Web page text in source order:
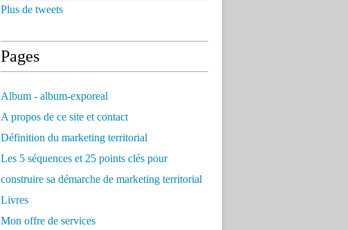
Plus de tweets
Pages
Album - album-exporeal
A propos de ce site et contact
Définition du marketing territorial
Les 5 séquences et 25 points clés pour
construire sa démarche de marketing territorial
Livres
Mon offre de services